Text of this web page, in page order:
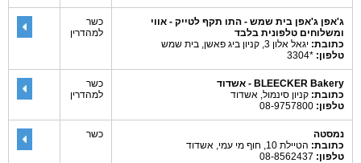
ג'אפן ג'אפן בית שמש - התו תקף לטייק - אווי
ומשלוחים טלפונית בלבד
כתובת: יגאל אלון 3, קניון ביג פאשן, בית שמש
טלפון: *3304
כשר
למהדרין
BLEECKER Bakery - אשדוד
כתובת: קניון סינמול, אשדוד
טלפון:
כשר
למהדרין
נמסטה
כתובת: הטיילת 10, חוף מי עמי, אשדוד
טלפון:
כשר